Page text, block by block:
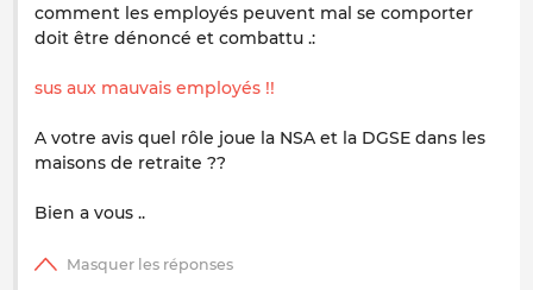
comment les employés peuvent mal se comporter
doit être dénoncé et combattu .:
sus aux mauvais employés !!
A votre avis quel rôle joue la NSA et la DGSE dans les
maisons de retraite ??
Bien a vous ..